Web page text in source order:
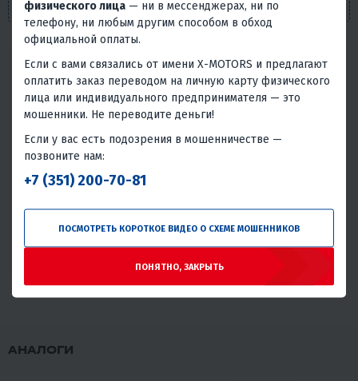
положениями п. 2 ст. 437 Гражданского кодекса РФ.
Надёжность товара
Статистика основана на количестве общего числа
покупателей и количестве обращений в сервис с этим
98.4%
Отличная надёжность
Крайне редко встречаются проблемы или брак при
АНАЛОГИ
физического лица — ни в мессенджерах, ни по
телефону, ни любым другим способом в обход
официальной оплаты.
Если с вами связались от имени X-MOTORS и предлагают
оплатить заказ переводом на личную карту физического
лица или индивидуального предпринимателя — это
мошенники. Не переводите деньги!
Если у вас есть подозрения в мошенничестве —
позвоните нам:
+7 (351) 200-70-81
ПОСМОТРЕТЬ КОРОТКОЕ ВИДЕО О СХЕМЕ МОШЕННИКОВ
ПОНЯТНО, ЗАКРЫТЬ